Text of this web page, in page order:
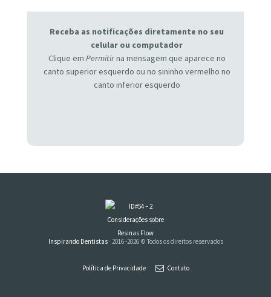
Receba as notificações diretamente no seu
celular ou computador
Clique em Permitirna mensagem que aparece no
canto superior esquerdo ou no sininho vermelho no
canto inferior esquerdo
Inspirando Dentistas· 2016 -2026 © Todos os direitos reservados
Política de Privacidade Contato